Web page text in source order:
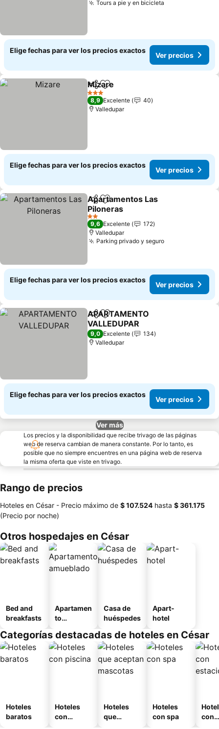
Tours a pie y en bicicleta
Elige fechas para ver los precios exactos
Ver precios
CompartirAgregar a favoritos
Mizare
3 Estrellas
8,9 Excelente
40
Valledupar
Elige fechas para ver los precios exactos
Ver precios
CompartirAgregar a favoritos
Apartamentos Las
Piloneras
Ver precios
2 Estrellas
9,6 Excelente
172
Valledupar
Parking privado y seguroVer precios
Elige fechas para ver los precios exactos
Ver precios
CompartirAgregar a favoritos
APARTAMENTO
VALLEDUPAR
Ver precios
9,0 Excelente
134
Valledupar
Elige fechas para ver los precios exactos
Ver precios
Ver más
Los precios y la disponibilidad que recibe trivago de las páginas
web de reserva cambian de manera constante. Por lo tanto, es
posible que no siempre encuentres en una página web de reserva
la misma oferta que viste en trivago.
Rango de precios
Hoteles en César - Precio máximo de ‎$ 107.524 hasta ‎$ 361.175
(Precio por noche)
Otros hospedajes en César
Bed and
breakfasts
Apartamen
to
o
Casa de
huéspedes
Apart-
hotel
Categorías destacadas de hoteles en César
Hoteles
baratos
Hoteles
con
Hoteles
que
Hoteles
con spa
con